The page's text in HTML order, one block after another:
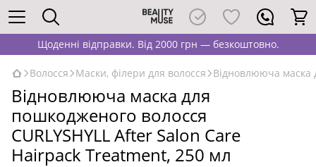
Щоденні відправки. Від 2000 грн — безкоштовно.
Волосся Маски, філери для волосся Відновлююча маска
Відновлююча маска для
пошкодженого волосся
CURLYSHYLL After Salon Care
Hairpack Treatment, 250 мл